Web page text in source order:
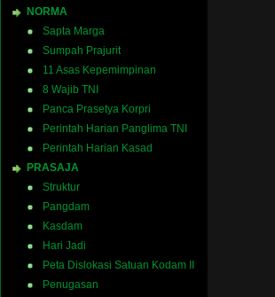
NORMA
Sapta Marga
Sumpah Prajurit
11 Asas Kepemimpinan
8 Wajib TNI
Panca Prasetya Korpri
Perintah Harian Panglima TNI
Perintah Harian Kasad
PRASAJA
Struktur
Pangdam
Kasdam
Hari Jadi
Peta Dislokasi Satuan Kodam II
Penugasan